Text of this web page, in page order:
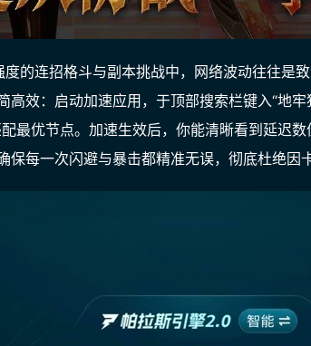
的连招格斗与副本挑战中，网络波动往往是
高效：启动加速应用，于顶部搜索栏键入“地
最优节点。加速生效后，你能清晰看到延迟
保每一次闪避与暴击都精准无误，彻底杜绝因